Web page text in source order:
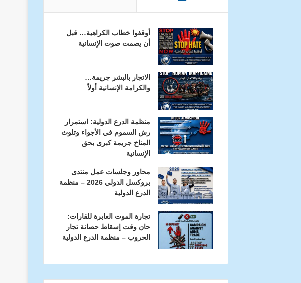
أوقفوا خطاب الكراهية… قبل
أن يصمت صوت الإنسانية
الاتجار بالبشر جريمة…
والكرامة الإنسانية أولاً
منظمة الدرع الدولية: استمرار
رش السموم في الأجواء وتلوث
المناخ جريمة كبرى بحق
الإنسانية
محاور وجلسات عمل منتدى
بروكسل الدولي 2026 – منظمة
الدرع الدولية
تجارة الموت العابرة للقارات:
حان وقت إسقاط حصانة تجار
الحروب – منظمة الدرع الدولية